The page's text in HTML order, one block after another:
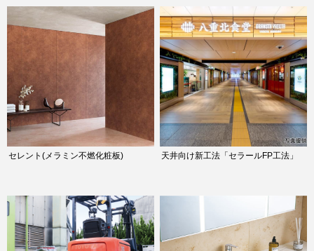
セレント(メラミン不燃化粧板) 天井向け新工法「セラールFP工法」